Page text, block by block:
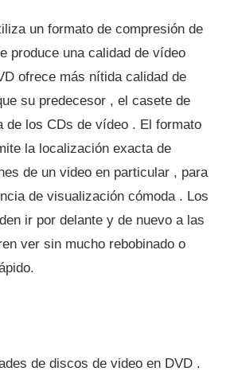
un formato de compresión de
produce una calidad de vídeo
ofrece más nítida calidad de
su predecesor , el casete de
de los CDs de vídeo . El formato
la localización exacta de
de un video en particular , para
de visualización cómoda . Los
ir por delante y de nuevo a las
ver sin mucho rebobinado o
de discos de video en DVD .